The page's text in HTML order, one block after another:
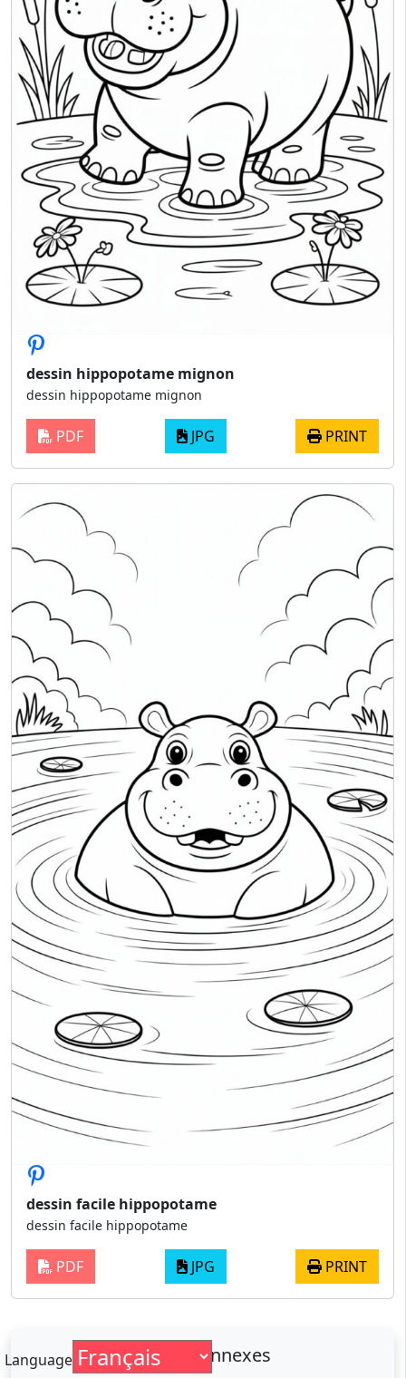
dessin hippopotame mignon
dessin hippopotame mignon
PDF JPG PRINT
dessin facile hippopotame
dessin facile hippopotame
PDF JPG PRINT
Sujets connexes
Language